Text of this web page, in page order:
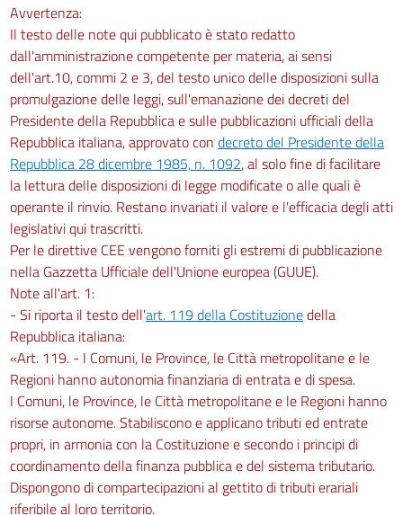
SOLIDARIETÀ PER LE REGIONI
A
STATUTO SPECIALE E PER LE
PROVINCE AUTONOME DI TRENTO E
DI
BOLZANO
27
CAPO X
SALVAGUARDIA FINANZIARIA
ED ABROGAZIONI
28
29
Avvertenza:
Il testo delle note qui pubblicato è stato redatto
dall'amministrazione competente per materia, ai sensi
dell'art.10, commi 2 e 3, del testo unico delle disposizioni sulla
promulgazione delle leggi, sull'emanazione dei decreti del
Presidente della Repubblica e sulle pubblicazioni ufficiali della
Repubblica italiana, approvato con decreto del Presidente della
Repubblica 28 dicembre 1985, n. 1092, al solo fine di facilitare
la lettura delle disposizioni di legge modificate o alle quali è
operante il rinvio. Restano invariati il valore e l'efficacia degli atti
legislativi qui trascritti.
Per le direttive CEE vengono forniti gli estremi di pubblicazione
nella Gazzetta Ufficiale dell'Unione europea (GUUE).
Note all'art. 1:
- Si riporta il testo dell'art. 119 della Costituzionedella
Repubblica italiana:
«Art. 119. - I Comuni, le Province, le Città metropolitane e le
Regioni hanno autonomia finanziaria di entrata e di spesa.
I Comuni, le Province, le Città metropolitane e le Regioni hanno
risorse autonome. Stabiliscono e applicano tributi ed entrate
propri, in armonia con la Costituzione e secondo i principi di
coordinamento della finanza pubblica e del sistema tributario.
Dispongono di compartecipazioni al gettito di tributi erariali
riferibile al loro territorio.